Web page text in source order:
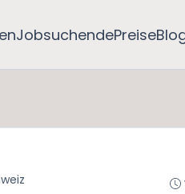
JobsuchendePreise